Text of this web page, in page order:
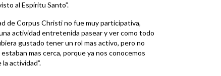
al Espíritu Santo”.
de Corpus Christi no fue muy participativa,
actividad entretenida pasear y ver como todo
gustado tener un rol mas activo, pero no
mas cerca, porque ya nos conocemos
actividad”.